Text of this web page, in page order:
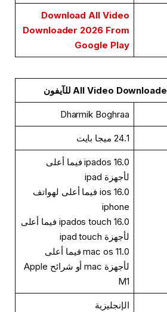
Download All Video
Downloader 2026 From
Google Play
Dharmik Boghraa
24.1 ميجا بايت
ipados 16.0 فيما أعلى
لأجهزة ipad
ios 16.0 فيما أعلى لهواتف
iphone
ipados touch 16.0 فيما أعلى
لأجهزة ipad touch
mac os 11.0 فيما أعلى
لأجهزة mac أو شرائح Apple
M1
الإنجليزية